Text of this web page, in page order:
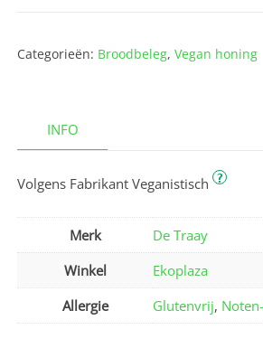
Categorieën: Broodbeleg,Vegan honing
INFO
Volgens Fabrikant Veganistisch ?
Merk
De Traay
Winkel
Ekoplaza
Allergie
Glutenvrij,